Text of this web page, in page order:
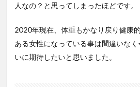
人なの？と思ってしまったほどです。
2020年現在、体重もかなり戻り健康
ある女性になっている事は間違いな
いに期待したいと思いました。